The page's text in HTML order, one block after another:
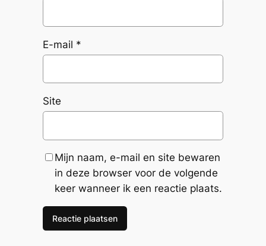
E-mail *
Site
Mijn naam, e-mail en site bewaren
in deze browser voor de volgende
keer wanneer ik een reactie plaats.